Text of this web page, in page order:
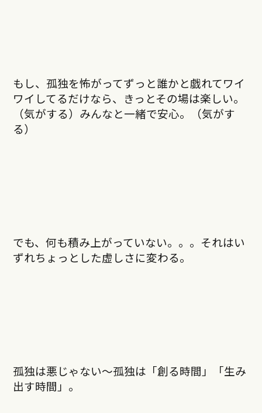
もし、孤独を怖がってずっと誰かと戯れてワイ
ワイしてるだけなら、きっとその場は楽しい。
（気がする）みんなと一緒で安心。（気がす
る）
でも、何も積み上がっていない。。。それはい
ずれちょっとした虚しさに変わる。
孤独は悪じゃない～孤独は「創る時間」「生み
出す時間」。